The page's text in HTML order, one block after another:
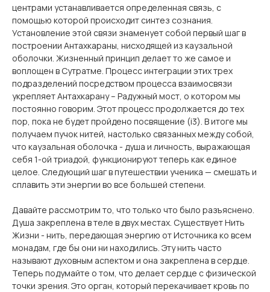
центрами устанавливается определенная связь, с
помощью которой происходит синтез сознания.
Установление этой связи знаменует собой первый шаг в
построении Антахкараны, нисходящей из каузальной
оболочки. Жизненный принцип делает то же самое и
воплощен в Сутратме. Процесс интеграции этих трех
подразделений посредством процесса взаимосвязи
укрепляет Антахкарану – Радужный мост, о котором мы
постоянно говорим. Этот процесс продолжается до тех
пор, пока не будет пройдено посвящение (i3). В итоге мы
получаем пучок нитей, настолько связанных между собой,
что каузальная оболочка - душа и личность, выражающая
себя 1-ой триадой, функционируют теперь как единое
целое. Следующий шаг в путешествии ученика — смешать и
сплавить эти энергии во все большей степени.
Давайте рассмотрим то, что только что было разъяснено.
Душа закреплена в теле в двух местах. Существует Нить
Жизни - нить, передающая энергию от Источника ко всем
монадам, где бы они ни находились. Эту нить часто
называют духовным аспектом и она закреплена в сердце.
Теперь подумайте о том, что делает сердце с физической
точки зрения. Это орган, который перекачивает кровь по